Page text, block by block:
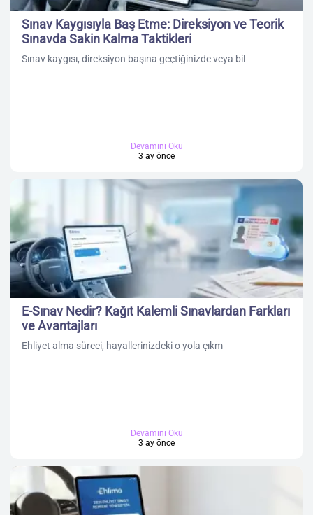
Sınav Kaygısıyla Baş Etme: Direksiyon ve Teorik
Sınavda Sakin Kalma Taktikleri
Sınav kaygısı, direksiyon başına geçtiğinizde veya bil
Devamını Oku
3 ay önce
E-Sınav Nedir? Kağıt Kalemli Sınavlardan Farkları
ve Avantajları
Ehliyet alma süreci, hayallerinizdeki o yola çıkm
Devamını Oku
3 ay önce